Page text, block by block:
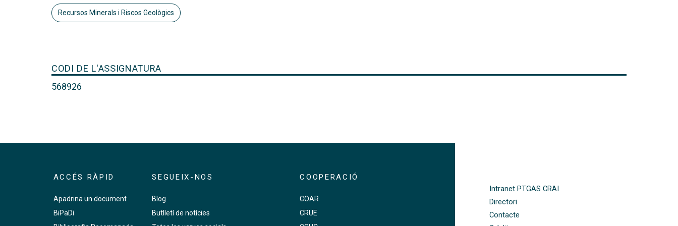
Recursos Minerals i Riscos Geològics
CODI DE L'ASSIGNATURA
568926
ACCÉS RÀPID
Apadrina un document
BiPaDi
SEGUEIX-NOS
Blog
Butlletí de notícies
COOPERACIÓ
COAR
CRUE
Intranet PTGAS CRAI
Directori
Contacte